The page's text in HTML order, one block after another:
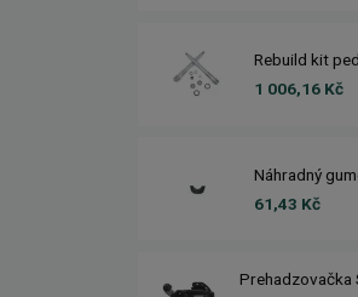
Rebuild kit
1 006,16 Kč
Náhradný
61,43 Kč
Prehadzovačka